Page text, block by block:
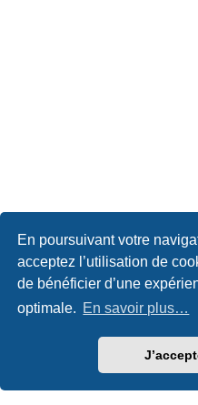
En poursuivant votre
acceptez l’utilisation de
de bénéficier d’une
optimale. En savoir plus…